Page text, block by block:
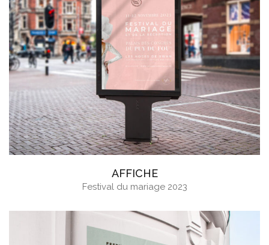
AFFICHE
Festival du mariage 2023